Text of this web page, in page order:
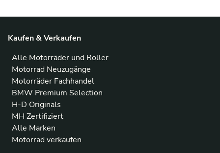
Kaufen & Verkaufen
Alle Motorräder und Roller
Motorrad Neuzugänge
Motorräder Fachhandel
BMW Premium Selection
H-D Originals
MH Zertifiziert
Alle Marken
Motorrad verkaufen